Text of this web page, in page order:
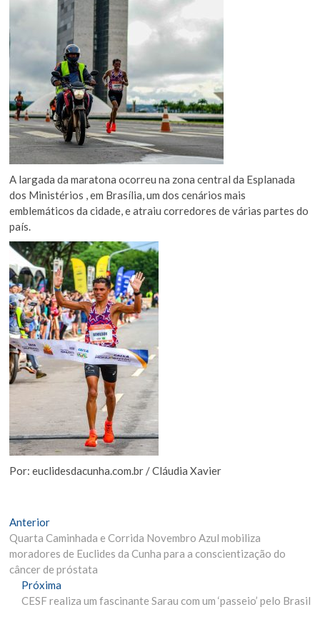
A largada da maratona ocorreu na zona central da Esplanada
dos Ministérios , em Brasília, um dos cenários mais
emblemáticos da cidade, e atraiu corredores de várias partes do
país.
Por: euclidesdacunha.com.br / Cláudia Xavier
Navegação
de
Post
AnteriorMatéria
Anterior:
Quarta Caminhada e Corrida Novembro Azul mobiliza
moradores de Euclides da Cunha para a conscientização do
câncer de próstata
PróximaPróxima
Materia:
CESF realiza um fascinante Sarau com um ‘passeio’ pelo Brasil